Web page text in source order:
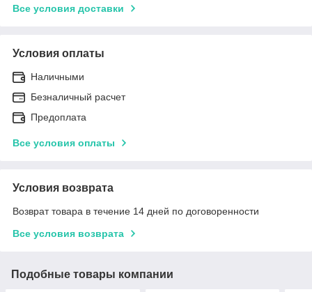
Все условия доставки
Условия оплаты
Наличными
Безналичный расчет
Предоплата
Все условия оплаты
Условия возврата
Возврат товара в течение 14 дней по договоренности
Все условия возврата
Подобные товары компании